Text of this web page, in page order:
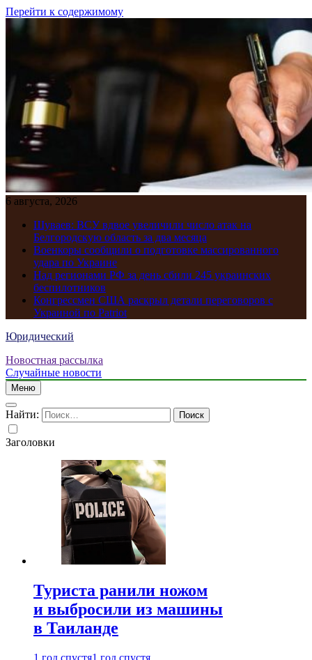
Перейти к содержимому
6 августа, 2026
Шуваев: ВСУ вдвое увеличили число атак на
Белгородскую область за два месяца
Военкоры сообщили о подготовке массированного
удара по Украине
Над регионами РФ за день сбили 245 украинских
беспилотников
Конгрессмен США раскрыл детали переговоров с
Украиной по Patriot
Юридический
Новостная рассылка
Случайные новости
Меню
Найти:
Заголовки
Туриста ранили ножом
и выбросили из машины
в Таиланде
1 год спустя1 год спустя